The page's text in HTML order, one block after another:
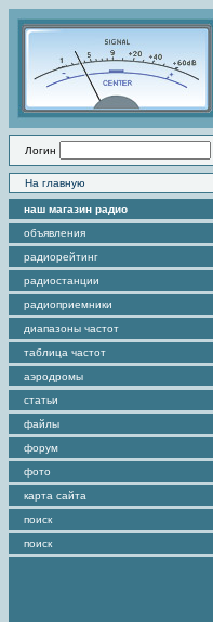
Логин
На главную
наш магазин радио
объявления
радиорейтинг
радиостанции
радиоприемники
диапазоны частот
таблица частот
аэродромы
статьи
файлы
форум
фото
карта сайта
поиск
поиск